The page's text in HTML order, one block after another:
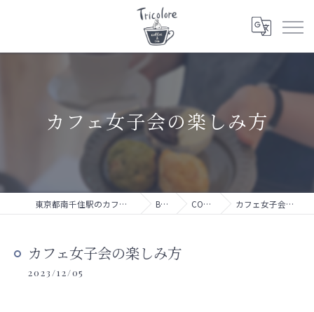
カフェ女子会の楽しみ方
東京都南千住駅のカフェならTricolore BLOG COLUMN カフェ女子会の楽しみ方
カフェ女子会の楽しみ方
2023/12/05